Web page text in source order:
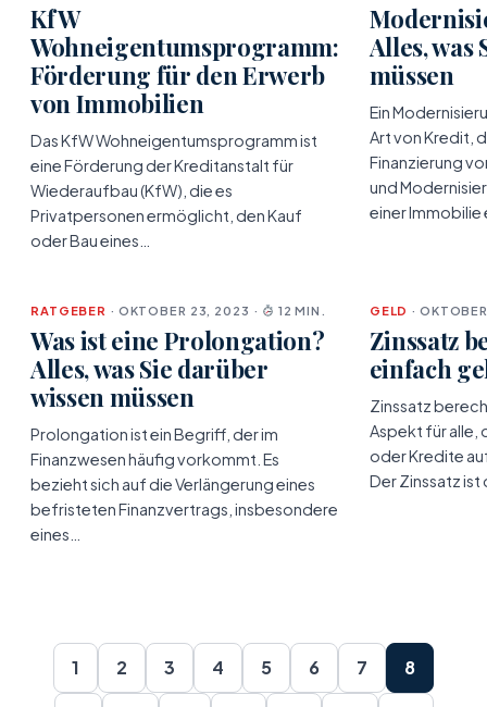
KfW
Wohneigentumsprogramm:
Förderung für den Erwerb
von Immobilien
Das KfW Wohneigentumsprogramm ist
eine Förderung der Kreditanstalt für
Wiederaufbau (KfW), die es
Privatpersonen ermöglicht, den Kauf
oder Bau eines…
Alles, was
müssen
Ein
Art von Kredit,
Finanzierung
und
einer
RATGEBER · OKTOBER 23, 2023 · 12 MIN.
Was ist eine Prolongation?
Alles, was Sie darüber
wissen müssen
Prolongation ist ein Begriff, der im
Finanzwesen häufig vorkommt. Es
bezieht sich auf die Verlängerung eines
befristeten Finanzvertrags, insbesondere
eines…
GELD ·
Zinssatz
einfach
Zinssatz
Aspekt für alle,
oder Kredite
Der Zinssatz ist
1 2 3 4 5 6 7 8